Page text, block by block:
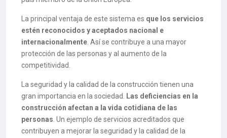
La principal ventaja de este sistema es que los servicios
estén reconocidos y aceptados nacional e
internacionalmente . Así se contribuye a una mayor
protección de las personas y al aumento de la
competitividad.
La seguridad y la calidad de la construcción tienen una
gran importancia en la sociedad.
Las deficiencias en la
construcción afectan a la vida cotidiana de las
personas . Un ejemplo de servicios acreditados que
contribuyen a mejorar la seguridad y la calidad de la